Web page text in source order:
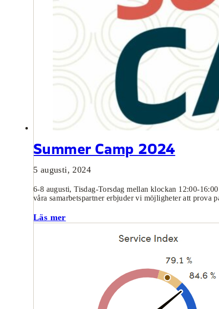
Summer Camp 2024
5 augusti, 2024
6-8 augusti, Tisdag-Torsdag mellan klockan 12:00-
våra samarbetspartner erbjuder vi möjligheter att
Läs mer